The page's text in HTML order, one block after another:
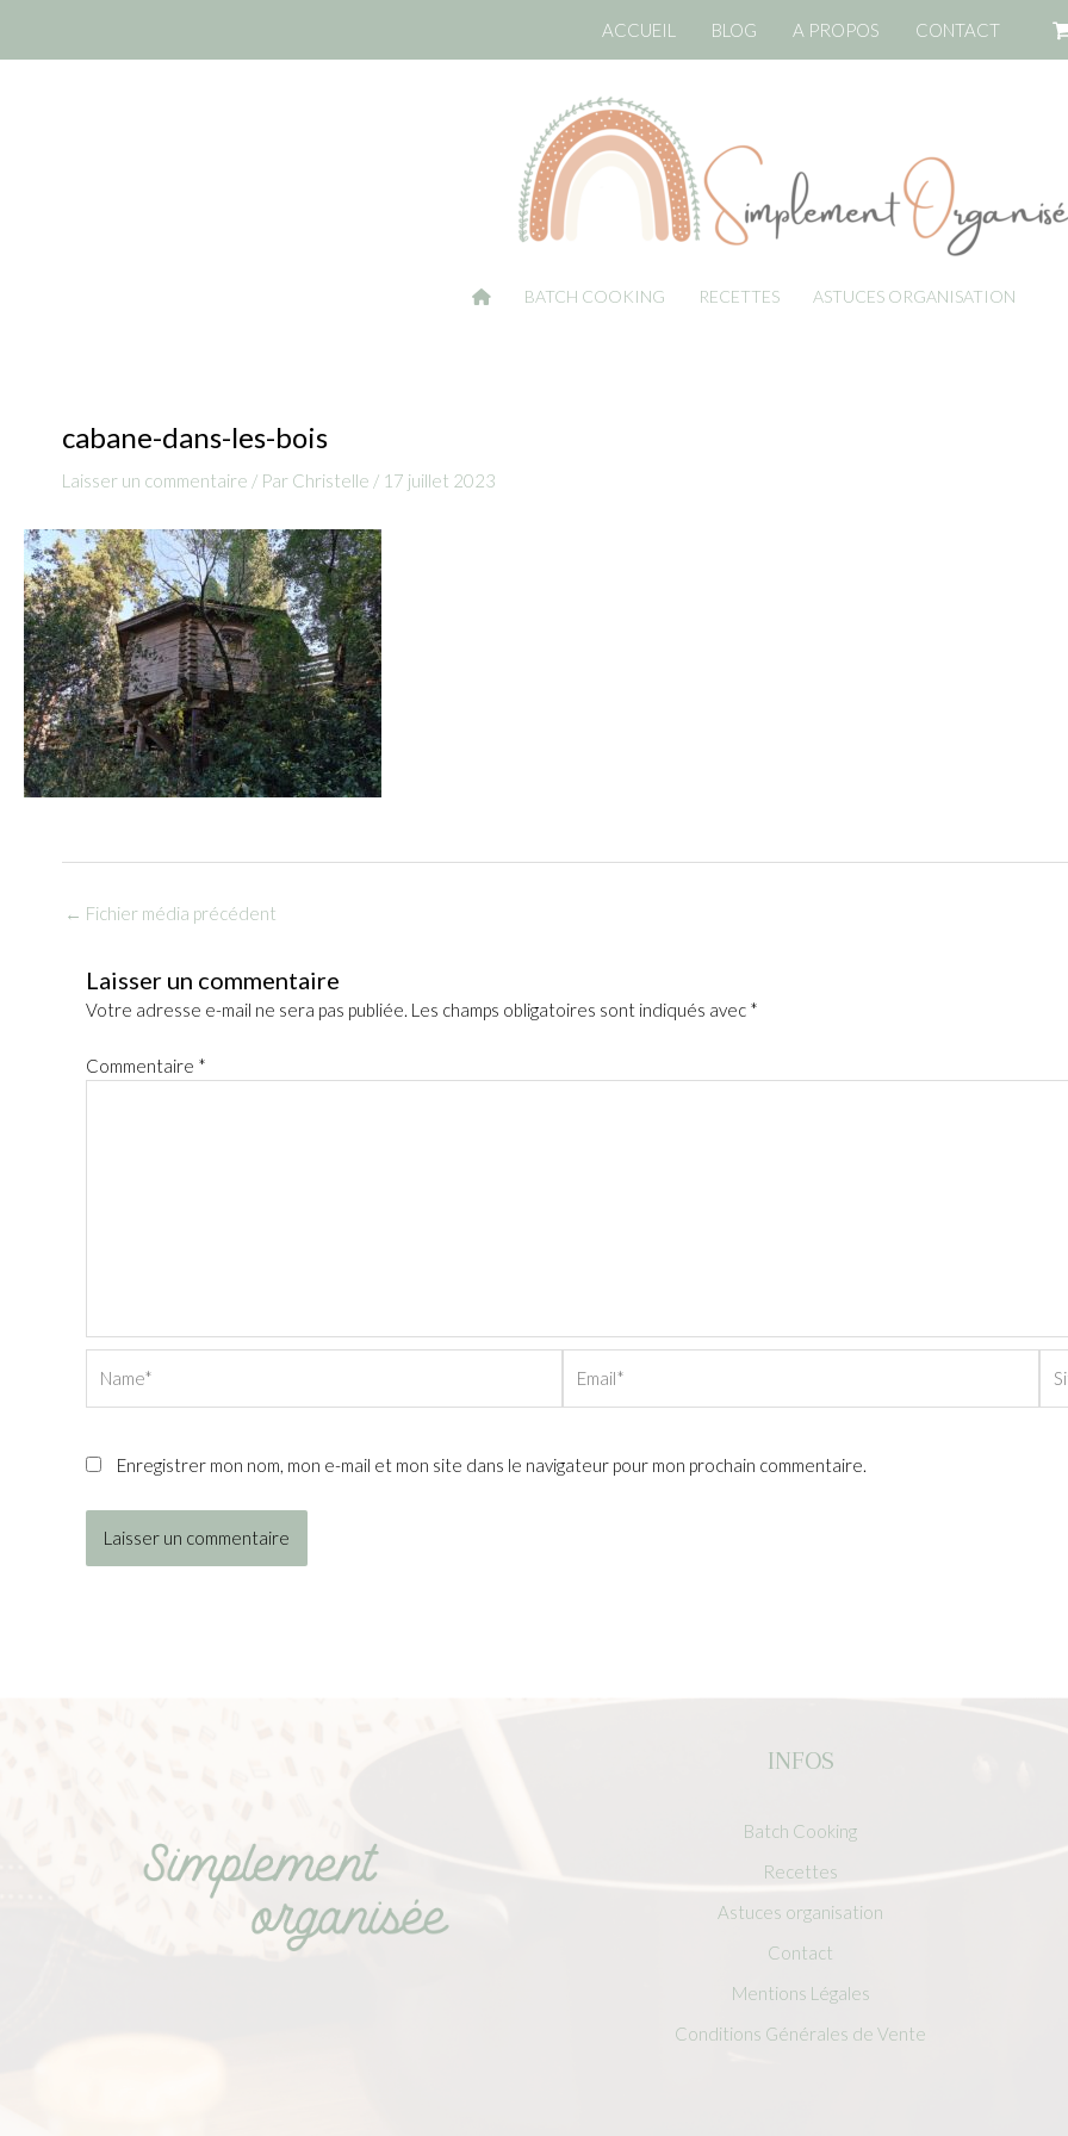
ACCUEIL BLOG A PROPOS CONTACT
BATCH COOKING RECETTES ASTUCES ORGANISATION
cabane-dans-les-bois
Laisser un commentaire / Par Christelle / 17 juillet 2023
← Fichier média précédent
Laisser un commentaire
Votre adresse e-mail ne sera pas publiée. Les champs obligatoires sont indiqués avec *
Commentaire *
Enregistrer mon nom, mon e-mail et mon site dans le navigateur pour mon prochain commentaire.
INFOS
Batch Cooking
Recettes
Astuces organisation
Contact
Mentions Légales
Conditions Générales de Vente